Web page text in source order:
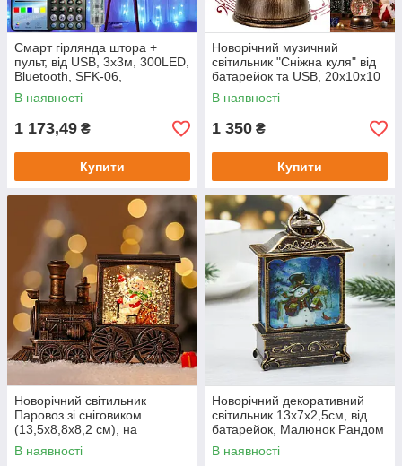
Смарт гірлянда штора +
пульт, від USB, 3х3м, 300LED,
Bluetooth, SFK-06,
Різнокольорова / Смарт
гірлянда водоспад для дому
В наявності
1 173,49 ₴
Купити
Новорічний музичний
світильник "Сніжна куля" від
батарейок та USB, 20х10х10
см, Рандом / Декоративний
нічник
В наявності
1 350 ₴
Купити
Новорічний світильник
Паровоз зі сніговиком
(13,5х8,8х8,2 см), на
батарейках / Декоративний
нічник на Різдво
В наявності
Новорічний декоративний
світильник 13х7х2,5см, від
батарейок, Малюнок Рандом
/ Різдвяний ліхтарик
В наявності